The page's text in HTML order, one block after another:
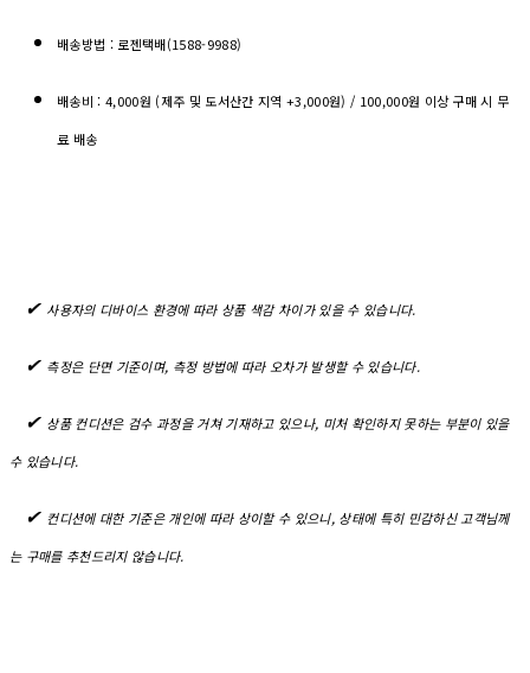
배송방법 : 로젠택배(1588-9988)
배송비 : 4,000원 (제주 및 도서산간 지역 +3,000원) / 100,000원 이상 구매 시 무
료 배송
✔︎ 사용자의 디바이스 환경에 따라 상품 색감 차이가 있을 수 있습니다.
✔︎ 측정은 단면 기준이며, 측정 방법에 따라 오차가 발생할 수 있습니다.
✔︎ 상품 컨디션은 검수 과정을 거쳐 기재하고 있으나, 미처 확인하지 못하는 부분이 있을
수 있습니다.
✔︎ 컨디션에 대한 기준은 개인에 따라 상이할 수 있으니, 상태에 특히 민감하신 고객님께
는 구매를 추천드리지 않습니다.